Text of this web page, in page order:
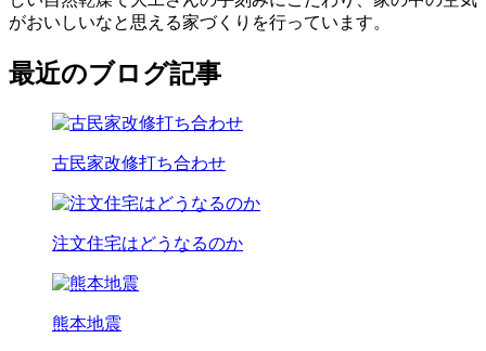
がおいしいなと思える家づくりを行っています。
最近のブログ記事
古民家改修打ち合わせ
注文住宅はどうなるのか
熊本地震